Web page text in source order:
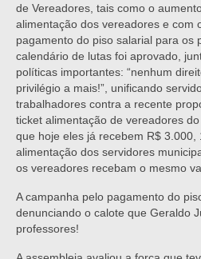
de Vereadores, tais como o
alimentação dos vereadores e com
pagamento do piso salarial para os
calendário de lutas foi aprovado,
políticas importantes: “nenhum
privilégio a mais!”, unificando
trabalhadores contra a recente
ticket alimentação de vereadores
que hoje eles já recebem R$
alimentação dos servidores
os vereadores recebam o mesmo
A campanha pelo pagamento do
denunciando o calote que Geraldo
professores!